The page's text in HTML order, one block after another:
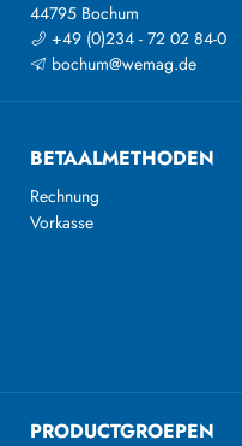
44795 Bochum
+49 (0)234 - 72 02 84-0
bochum@wemag.de
BETAALMETHODEN
Rechnung
Vorkasse
PRODUCTGROEPEN